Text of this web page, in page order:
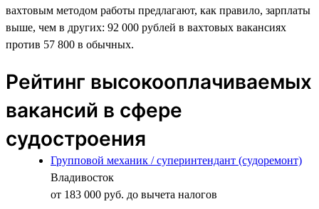
вахтовым методом работы предлагают, как правило, зарплаты
выше, чем в других: 92 000 рублей в вахтовых вакансиях
против 57 800 в обычных.
Рейтинг высокооплачиваемых
вакансий в сфере
судостроения
Групповой механик / суперинтендант (судоремонт)
Владивосток
от 183 000 руб. до вычета налогов